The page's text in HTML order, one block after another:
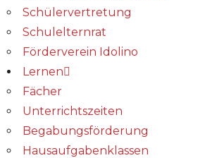
Schülervertretung
Schulelternrat
Förderverein Idolino
Lernen
Fächer
Unterrichtszeiten
Begabungs­förderung
Hausaufgabenklassen